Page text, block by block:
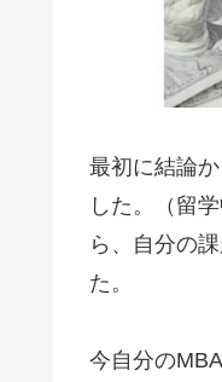
最初に結論
した。（留
ら、自分の
た。
今自分の